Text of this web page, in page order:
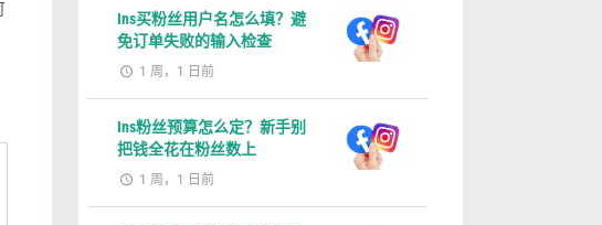
Ins买粉丝用户名怎么填？避
免订单失败的输入检查
1 周，1 日前
Ins粉丝预算怎么定？新手别
把钱全花在粉丝数上
1 周，1 日前